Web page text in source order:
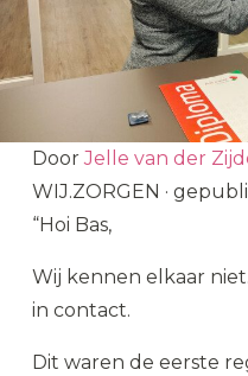
DoorJelle van der
WIJ.ZORGEN ·
“Hoi Bas,
Wij kennen elkaar
in contact.
Dit waren de eerste